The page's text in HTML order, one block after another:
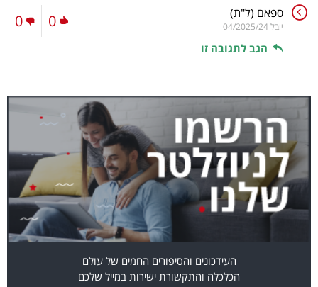
ספאם (ל"ת)
יובל04/2025/24
הגב לתגובה זו
0
0
העידכונים והסיפורים החמים של עולם
הכלכלה והתקשורת ישירות במייל שלכם